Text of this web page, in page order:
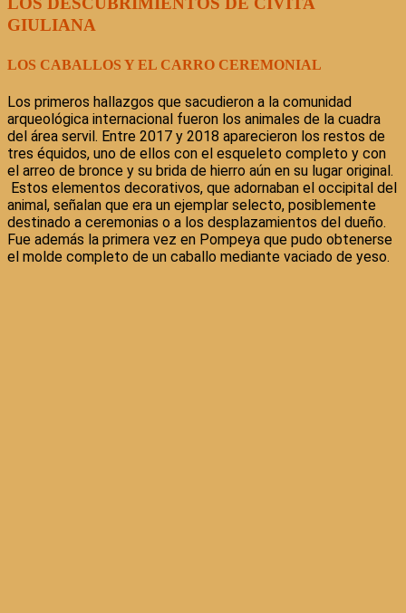
GIULIANA
LOS CABALLOS Y EL CARRO CEREMONIAL
Los primeros hallazgos que sacudieron a la comunidad
arqueológica internacional fueron los animales de la cuadra
del área servil. Entre 2017 y 2018 aparecieron los restos de
tres équidos, uno de ellos con el esqueleto completo y con
el arreo de bronce y su brida de hierro aún en su lugar original.
Estos elementos decorativos, que adornaban el occipital del
animal, señalan que era un ejemplar selecto, posiblemente
destinado a ceremonias o a los desplazamientos del dueño.
Fue además la primera vez en Pompeya que pudo obtenerse
el molde completo de un caballo mediante vaciado de yeso.